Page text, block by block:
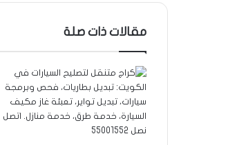
مقالات ذات صلة